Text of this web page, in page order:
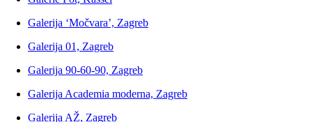
Galerija ‘Močvara’, Zagreb
Galerija 01, Zagreb
Galerija 90-60-90, Zagreb
Galerija Academia moderna, Zagreb
Galerija AŽ, Zagreb